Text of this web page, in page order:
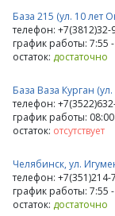
База 215 (ул. 10 лет
телефон: +7(3812)32-
график работы: 7:55
остаток: достаточно
База Ваза Курган
телефон:
график работы:
остаток: отсутствует
Челябинск, ул.
телефон: +7(351)214-
график работы: 7:55
остаток: достаточно